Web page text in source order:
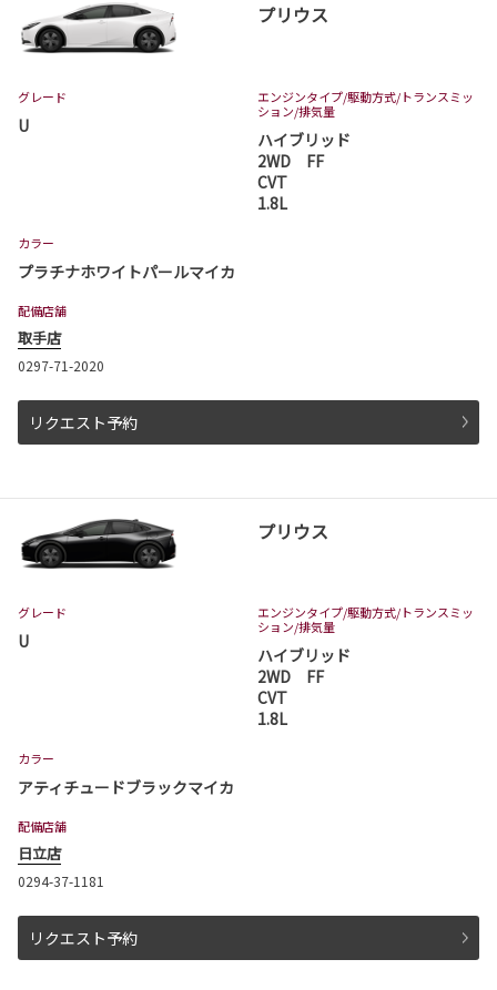
プリウス
グレード
U
エンジンタイプ/駆動方式/トランスミッ
ション/排気量
ハイブリッド
2WD FF
CVT
1.8L
カラー
プラチナホワイトパールマイカ
配備店舗
取手店
0297-71-2020
リクエスト予約
プリウス
グレード
U
エンジンタイプ/駆動方式/トランスミッ
ション/排気量
ハイブリッド
2WD FF
CVT
1.8L
カラー
アティチュードブラックマイカ
配備店舗
日立店
0294-37-1181
リクエスト予約